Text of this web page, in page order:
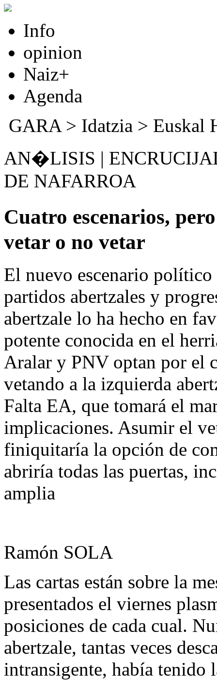
Info
opinion
Naiz+
Agenda
GARA> Idatzia > Euskal
AN�LISIS |
DE NAFARROA
Cuatro escenarios,
vetar o no vetar
El nuevo escenario político
partidos abertzales y
abertzale lo ha hecho en
potente conocida en el
Aralar y PNV optan por el
vetando a la izquierda
Falta EA, que tomará el
implicaciones. Asumir el
finiquitaría la opción de
abriría todas las puertas,
amplia
Ramón SOLA
Las cartas están sobre la
presentados el viernes
posiciones de cada cual.
abertzale, tantas veces
intransigente, había tenido